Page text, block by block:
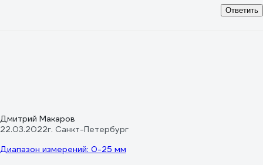
Ответить
Дмитрий Макаров
22.03.2022г. Санкт-Петербург
Диапазон измерений: 0-25 мм